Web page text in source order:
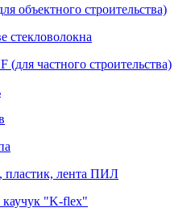
объектного строительства)
стекловолокна
частного строительства)
пластик, лента ПИЛ
"K-flex"